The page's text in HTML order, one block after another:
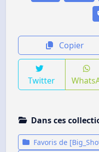
Copier
Twitter
Dans ces
Favoris de